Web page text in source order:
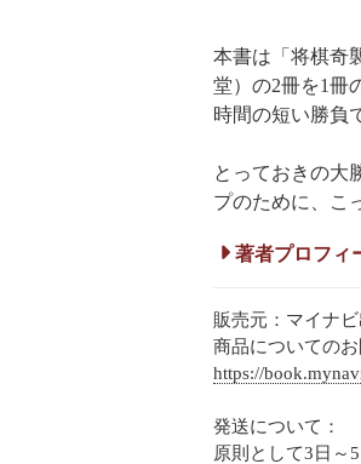
本書は「将棋奇
堂）の2冊を1冊
時間の短い勝負
とっておきの大
プのために、こ
著者プロフィ
販売元：マイナビ
商品についてのお
https://
発送について：
原則として3日～